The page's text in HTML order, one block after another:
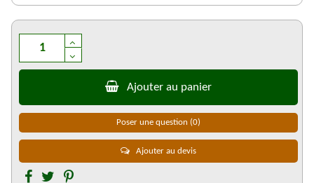
Ajouter au panier
Poser une question (0)
Ajouter au devis